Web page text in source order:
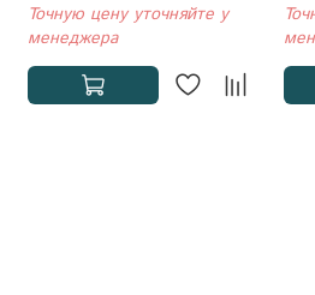
Точную цену уточняйте у
менеджера